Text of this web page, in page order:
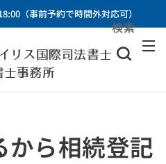
（事前予約で時間外対応可）
リス国際司法書士・
士事務所
検索
から相続登記